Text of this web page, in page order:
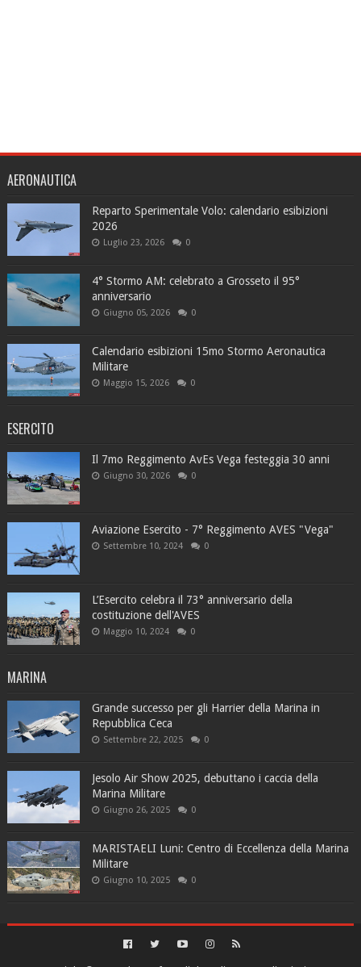
AERONAUTICA
Reparto Sperimentale Volo: calendario esibizioni
2026
Luglio 23, 2026 0
4° Stormo AM: celebrato a Grosseto il 95°
anniversario
Giugno 05, 2026 0
Calendario esibizioni 15mo Stormo Aeronautica
Militare
Maggio 15, 2026 0
ESERCITO
Il 7mo Reggimento AvEs Vega festeggia 30 anni
Giugno 30, 2026 0
Aviazione Esercito - 7° Reggimento AVES "Vega"
Settembre 10, 2024 0
L’Esercito celebra il 73° anniversario della
costituzione dell'AVES
Maggio 10, 2024 0
MARINA
Grande successo per gli Harrier della Marina in
Repubblica Ceca
Settembre 22, 2025 0
Jesolo Air Show 2025, debuttano i caccia della
Marina Militare
Giugno 26, 2025 0
MARISTAELI Luni: Centro di Eccellenza della Marina
Militare
Giugno 10, 2025 0